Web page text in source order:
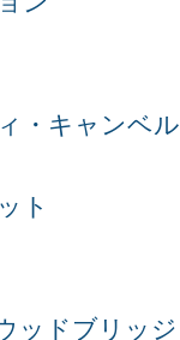
・キャンベル
ト
ッドブリッジ